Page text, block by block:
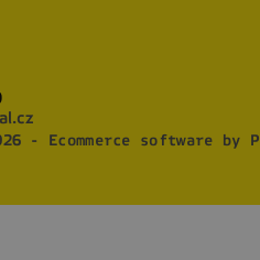
- Ecommerce software by